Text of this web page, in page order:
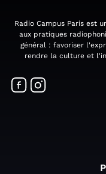
Radio Campus Paris est
aux pratiques
général : favoriser
rendre la culture et